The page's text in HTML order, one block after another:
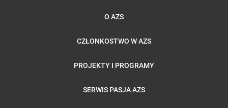
O AZS
CZŁONKOSTWO W AZS
PROJEKTY I PROGRAMY
SERWIS PASJA AZS